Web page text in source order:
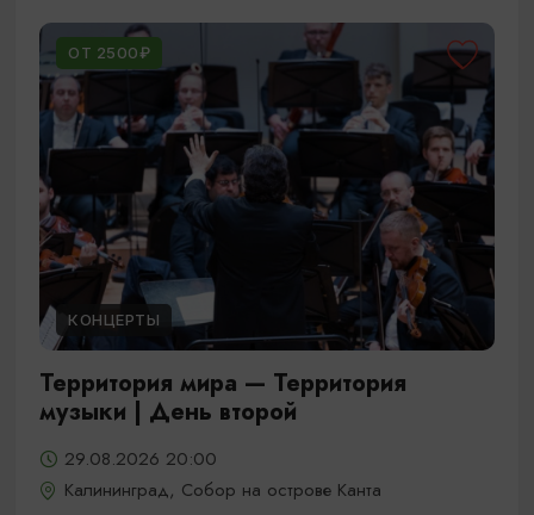
ОТ 2500₽
КОНЦЕРТЫ
Территория мира — Территория
музыки | День второй
29.08.2026 20:00
Калининград, Собор на острове Канта